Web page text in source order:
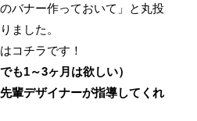
バナー作っておいて」と丸投
ました。
コチラです！
も1～3ヶ月は欲しい）
輩デザイナーが指導してくれ